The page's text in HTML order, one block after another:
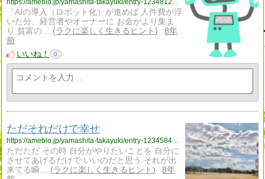
「AIの導入（ロボット化）が進めば 人件費が浮
いた分、経営者やオーナーに お金がより集ま
り 貧富の…
ラクに楽しく生きるヒント
8年
前
いいね！
0
ただそれだけで幸せ
https://ameblo.jp/yamashita-takayuki/entry-12345848433.html
ただただ その時 自分がやりたいことを 自分に
させてあげるだけで いいのだと思う それが出
来てる瞬…
ラクに楽しく生きるヒント
8年